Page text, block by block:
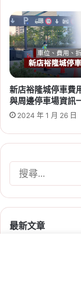
2026-06-16
桃園航
動！橫埔
社宅戶數,桃
新店裕隆城停車費
與周邊停車場資訊
2024 年 1 月 26 日
最新文章